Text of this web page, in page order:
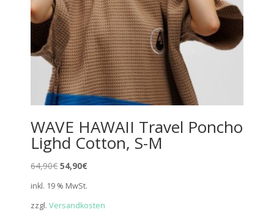
WAVE HAWAII Travel Poncho
Lighd Cotton, S-M
64,90€ Ursprünglicher
64,90€
54,90€Aktueller
54,90€.
inkl. 19 % MwSt.
zzgl. Versandkosten